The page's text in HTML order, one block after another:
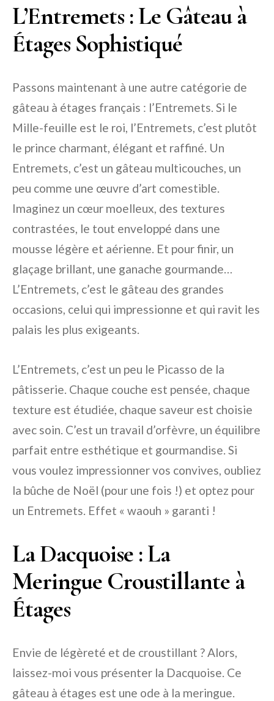
L’Entremets : Le Gâteau à
Étages Sophistiqué
Passons maintenant à une autre catégorie de
gâteau à étages français : l’Entremets. Si le
Mille-feuille est le roi, l’Entremets, c’est plutôt
le prince charmant, élégant et raffiné. Un
Entremets, c’est un gâteau multicouches, un
peu comme une œuvre d’art comestible.
Imaginez un cœur moelleux, des textures
contrastées, le tout enveloppé dans une
mousse légère et aérienne. Et pour finir, un
glaçage brillant, une ganache gourmande…
L’Entremets, c’est le gâteau des grandes
occasions, celui qui impressionne et qui ravit les
palais les plus exigeants.
L’Entremets, c’est un peu le Picasso de la
pâtisserie. Chaque couche est pensée, chaque
texture est étudiée, chaque saveur est choisie
avec soin. C’est un travail d’orfèvre, un équilibre
parfait entre esthétique et gourmandise. Si
vous voulez impressionner vos convives, oubliez
la bûche de Noël (pour une fois !) et optez pour
un Entremets. Effet « waouh » garanti !
La Dacquoise : La
Meringue Croustillante à
Étages
Envie de légèreté et de croustillant ? Alors,
laissez-moi vous présenter la Dacquoise. Ce
gâteau à étages est une ode à la meringue.